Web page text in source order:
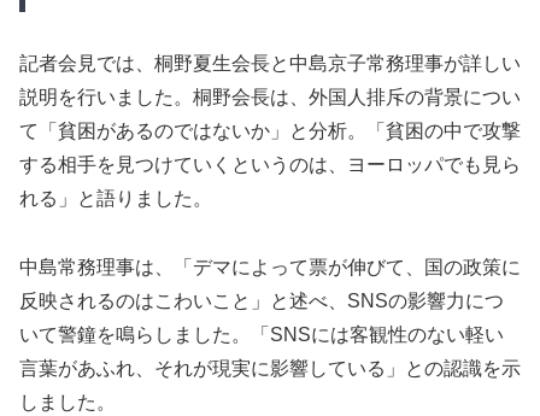
記者会見では、桐野夏生会長と中島京子常務理事が詳しい
説明を行いました。桐野会長は、外国人排斥の背景につい
て「貧困があるのではないか」と分析。「貧困の中で攻撃
する相手を見つけていくというのは、ヨーロッパでも見ら
れる」と語りました。
中島常務理事は、「デマによって票が伸びて、国の政策に
反映されるのはこわいこと」と述べ、SNSの影響力につ
いて警鐘を鳴らしました。「SNSには客観性のない軽い
言葉があふれ、それが現実に影響している」との認識を示
しました。